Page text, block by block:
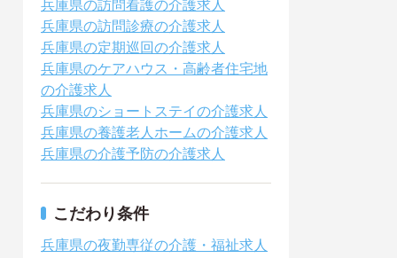
兵庫県の訪問看護の介護求人
兵庫県の訪問診療の介護求人
兵庫県の定期巡回の介護求人
兵庫県のケアハウス・高齢者住宅地
の介護求人
兵庫県のショートステイの介護求人
兵庫県の養護老人ホームの介護求人
兵庫県の介護予防の介護求人
こだわり条件
兵庫県の夜勤専従の介護・福祉求人